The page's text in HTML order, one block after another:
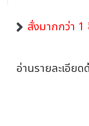
สั่งมากกว่า 1
อ่านรายละเอีย